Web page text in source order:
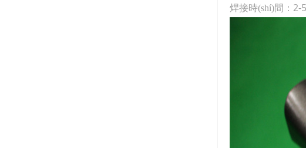
焊接時(shí)間： 2-